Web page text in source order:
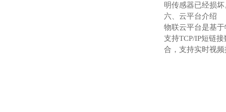
明传感器已经损坏
六、云平台介绍
物联云平台是基
支持TCP/IP短链
合，支持实时视